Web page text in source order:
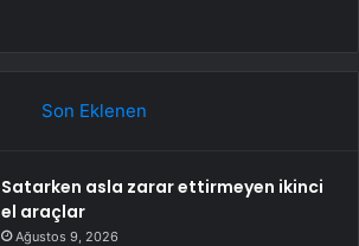
Son Eklenen
Satarken asla zarar ettirmeyen ikinci
el araçlar
Ağustos 9, 2026